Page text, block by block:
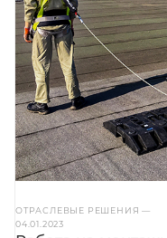
ОТРАСЛЕВЫЕ РЕШЕНИЯ—
04.01.2023